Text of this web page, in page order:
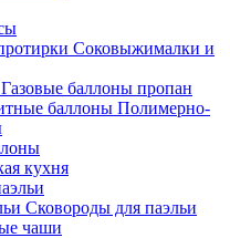
Соковыжималки и
Газовые баллоны пропан
Полимерно-
кухня
Сковороды для паэльи
чаши